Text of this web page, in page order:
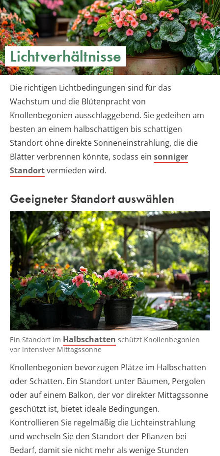
Lichtverhältnisse
Die richtigen Lichtbedingungen sind für das
Wachstum und die Blütenpracht von
Knollenbegonien ausschlaggebend. Sie gedeihen am
besten an einem halbschattigen bis schattigen
Standort ohne direkte Sonneneinstrahlung, die die
Blätter verbrennen könnte, sodass ein sonniger
Standortvermieden wird.
Geeigneter Standort auswählen
Ein Standort im Halbschatten schützt Knollenbegonien
vor intensiver Mittagssonne
Knollenbegonien bevorzugen Plätze im Halbschatten
oder Schatten. Ein Standort unter Bäumen, Pergolen
oder auf einem Balkon, der vor direkter Mittagssonne
geschützt ist, bietet ideale Bedingungen.
Kontrollieren Sie regelmäßig die Lichteinstrahlung
und wechseln Sie den Standort der Pflanzen bei
Bedarf, damit sie nicht mehr als wenige Stunden